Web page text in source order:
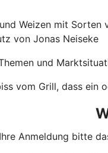
Weizen mit Sorten
von Jonas Neiseke
und
vom Grill, dass ein
Anmeldung bitte